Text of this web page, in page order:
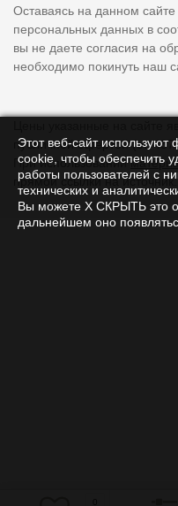
Оставаясь на данном
персональных данных в
вы не даете согласия на
необходимо покинуть наш
публичной офертой (ст.
При использовании
прямой ссылки на
Этот веб-сайт используют
cookie, чтобы обеспечить
работы пользователей с
технических и
Вы можете Х СКРЫТЬ это
дальнейшем оно